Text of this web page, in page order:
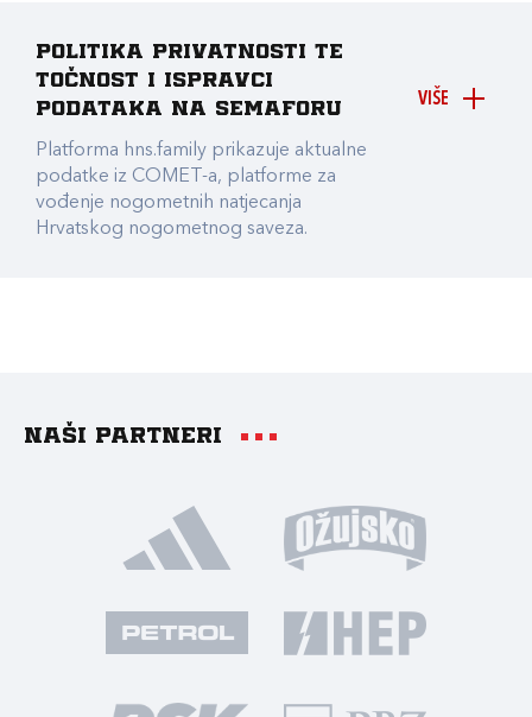
VIŠE
Politika privatnosti te
točnost i ispravci
podataka na Semaforu
Platforma hns.family prikazuje aktualne
podatke iz COMET-a, platforme za
vođenje nogometnih natjecanja
Hrvatskog nogometnog saveza.
Naši partneri